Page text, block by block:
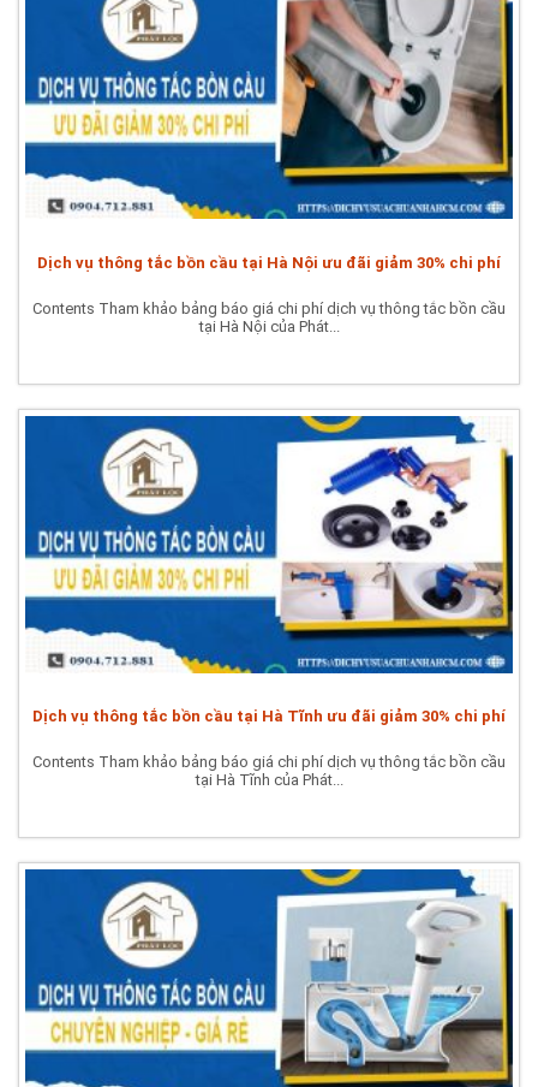
Dịch vụ thông tắc bồn cầu tại Hà Nội ưu đãi giảm 30% chi phí
Contents Tham khảo bảng báo giá chi phí dịch vụ thông tắc bồn cầu
tại Hà Nội của Phát...
Dịch vụ thông tắc bồn cầu tại Hà Tĩnh ưu đãi giảm 30% chi phí
Contents Tham khảo bảng báo giá chi phí dịch vụ thông tắc bồn cầu
tại Hà Tĩnh của Phát...